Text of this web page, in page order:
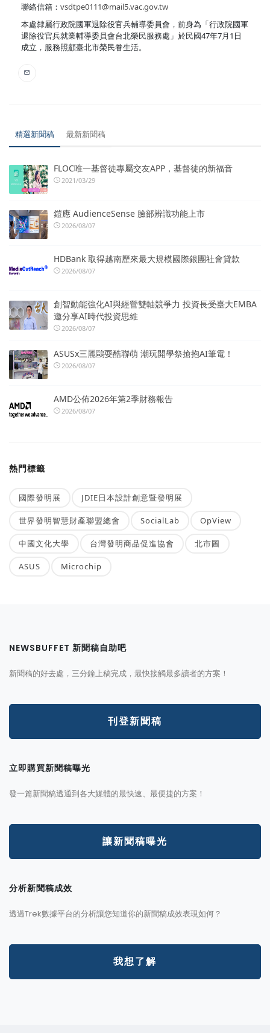
聯絡信箱： vsdtpe0111@mail5.vac.gov.tw
本處隸屬行政院國軍退除役官兵輔導委員會，前身為「行政院國軍
退除役官兵就業輔導委員會台北榮民服務處」於民國47年7月1日
成立，服務照顧臺北市榮民眷生活。
精選新聞稿 最新新聞稿
FLOC唯一基督徒專屬交友APP，基督徒的新福音
2021/03/29
鎧應 AudienceSense 臉部辨識功能上市
2026/08/07
HDBank 取得越南歷來最大規模國際銀團社會貸款
2026/08/07
創智動能強化AI與經營雙軸競爭力 投資長受臺大EMBA
邀分享AI時代投資思維
2026/08/07
ASUSx三麗鷗耍酷聯萌 潮玩開學祭搶抱AI筆電！
2026/08/07
AMD公佈2026年第2季財務報告
2026/08/07
熱門標籤
國際發明展 JDIE日本設計創意暨發明展
世界發明智慧財產聯盟總會 SocialLab OpView
中國文化大學 台灣發明商品促進協會 北市圖
ASUS Microchip
NEWSBUFFET 新聞稿自助吧
新聞稿的好去處，三分鐘上稿完成，最快接觸最多讀者的方案！
刊登新聞稿
立即購買新聞稿曝光
發一篇新聞稿透通到各大媒體的最快速、最便捷的方案！
讓新聞稿曝光
分析新聞稿成效
透過Trek數據平台的分析讓您知道你的新聞稿成效表現如何？
我想了解